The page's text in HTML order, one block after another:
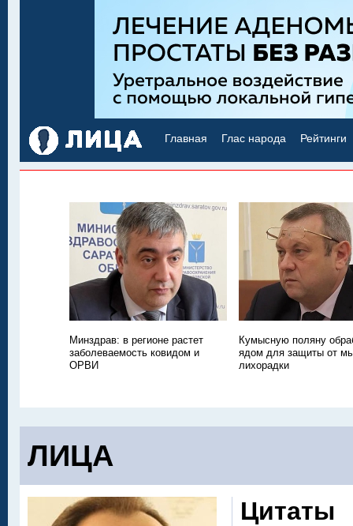
Главная Глас народа Рейтинги
Минздрав: в регионе растет
заболеваемость ковидом и
ОРВИ
Кумысную поляну
ядом для защиты от
лихорадки
ЛИЦА
Цитаты